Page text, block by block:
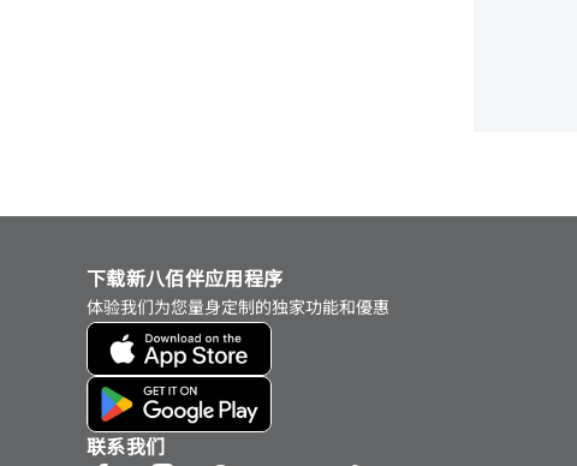
下载新八佰伴应用程序
体验我们为您量身定制的独家功能和優惠
联系我们